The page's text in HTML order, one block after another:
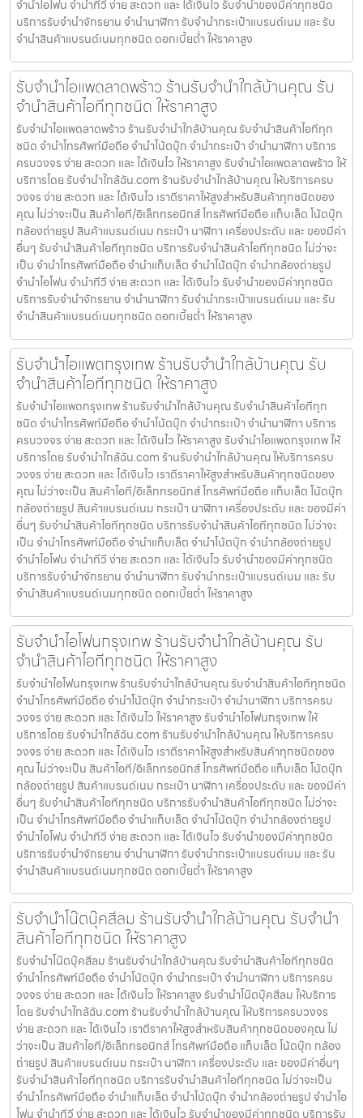
จำนำไอโฟน จำนำทีวี ง่าย สะดวก และ ได้เงินไว รับจำนำของมีค่าทุกชนิด
บริการรับจำนำจักรยาน จำนำนาฬิกา รับจำนำกระเป๋าแบรนด์เนม และ รับ
จำนำสินค้าแบรนด์เนมทุกชนิด ดอกเบี้ยต่ำ ให้ราคาสูง
รับจำนำไอแพดลาดพร้าว ร้านรับจำนำใกล้บ้านคุณ รับ
จำนำสินค้าไอทีทุกชนิด ให้ราคาสูง
รับจำนำไอแพดลาดพร้าว ร้านรับจำนำใกล้บ้านคุณ รับจำนำสินค้าไอทีทุก
ชนิด จำนำโทรศัพท์มือถือ จำนำโน้ตบุ๊ก จำนำกระเป๋า จำนำนาฬิกา บริการ
ครบวงจร ง่าย สะดวก และ ได้เงินไว ให้ราคาสูง รับจำนำไอแพดลาดพร้าว ให้
บริการโดย รับจํานําใกล้ฉัน.com ร้านรับจำนำใกล้บ้านคุณ ให้บริการครบ
วงจร ง่าย สะดวก และ ได้เงินไว เราตีราคาให้สูงสำหรับสินค้าทุกชนิดของ
คุณ ไม่ว่าจะเป็น สินค้าไอที/อิเล็กทรอนิกส์ โทรศัพท์มือถือ แท็บเล็ต โน้ตบุ๊ก
กล้องถ่ายรูป สินค้าแบรนด์เนม กระเป๋า นาฬิกา เครื่องประดับ และ ของมีค่า
อื่นๆ รับจำนำสินค้าไอทีทุกชนิด บริการรับจำนำสินค้าไอทีทุกชนิด ไม่ว่าจะ
เป็น จำนำโทรศัพท์มือถือ จำนำแท็บเล็ต จำนำโน้ตบุ๊ก จำนำกล้องถ่ายรูป
จำนำไอโฟน จำนำทีวี ง่าย สะดวก และ ได้เงินไว รับจำนำของมีค่าทุกชนิด
บริการรับจำนำจักรยาน จำนำนาฬิกา รับจำนำกระเป๋าแบรนด์เนม และ รับ
จำนำสินค้าแบรนด์เนมทุกชนิด ดอกเบี้ยต่ำ ให้ราคาสูง
รับจำนำไอแพดกรุงเทพ ร้านรับจำนำใกล้บ้านคุณ รับ
จำนำสินค้าไอทีทุกชนิด ให้ราคาสูง
รับจำนำไอแพดกรุงเทพ ร้านรับจำนำใกล้บ้านคุณ รับจำนำสินค้าไอทีทุก
ชนิด จำนำโทรศัพท์มือถือ จำนำโน้ตบุ๊ก จำนำกระเป๋า จำนำนาฬิกา บริการ
ครบวงจร ง่าย สะดวก และ ได้เงินไว ให้ราคาสูง รับจำนำไอแพดกรุงเทพ ให้
บริการโดย รับจํานําใกล้ฉัน.com ร้านรับจำนำใกล้บ้านคุณ ให้บริการครบ
วงจร ง่าย สะดวก และ ได้เงินไว เราตีราคาให้สูงสำหรับสินค้าทุกชนิดของ
คุณ ไม่ว่าจะเป็น สินค้าไอที/อิเล็กทรอนิกส์ โทรศัพท์มือถือ แท็บเล็ต โน้ตบุ๊ก
กล้องถ่ายรูป สินค้าแบรนด์เนม กระเป๋า นาฬิกา เครื่องประดับ และ ของมีค่า
อื่นๆ รับจำนำสินค้าไอทีทุกชนิด บริการรับจำนำสินค้าไอทีทุกชนิด ไม่ว่าจะ
เป็น จำนำโทรศัพท์มือถือ จำนำแท็บเล็ต จำนำโน้ตบุ๊ก จำนำกล้องถ่ายรูป
จำนำไอโฟน จำนำทีวี ง่าย สะดวก และ ได้เงินไว รับจำนำของมีค่าทุกชนิด
บริการรับจำนำจักรยาน จำนำนาฬิกา รับจำนำกระเป๋าแบรนด์เนม และ รับ
จำนำสินค้าแบรนด์เนมทุกชนิด ดอกเบี้ยต่ำ ให้ราคาสูง
รับจำนำไอโฟนกรุงเทพ ร้านรับจำนำใกล้บ้านคุณ รับ
จำนำสินค้าไอทีทุกชนิด ให้ราคาสูง
รับจำนำไอโฟนกรุงเทพ ร้านรับจำนำใกล้บ้านคุณ รับจำนำสินค้าไอทีทุกชนิด
จำนำโทรศัพท์มือถือ จำนำโน้ตบุ๊ก จำนำกระเป๋า จำนำนาฬิกา บริการครบ
วงจร ง่าย สะดวก และ ได้เงินไว ให้ราคาสูง รับจำนำไอโฟนกรุงเทพ ให้
บริการโดย รับจํานําใกล้ฉัน.com ร้านรับจำนำใกล้บ้านคุณ ให้บริการครบ
วงจร ง่าย สะดวก และ ได้เงินไว เราตีราคาให้สูงสำหรับสินค้าทุกชนิดของ
คุณ ไม่ว่าจะเป็น สินค้าไอที/อิเล็กทรอนิกส์ โทรศัพท์มือถือ แท็บเล็ต โน้ตบุ๊ก
กล้องถ่ายรูป สินค้าแบรนด์เนม กระเป๋า นาฬิกา เครื่องประดับ และ ของมีค่า
อื่นๆ รับจำนำสินค้าไอทีทุกชนิด บริการรับจำนำสินค้าไอทีทุกชนิด ไม่ว่าจะ
เป็น จำนำโทรศัพท์มือถือ จำนำแท็บเล็ต จำนำโน้ตบุ๊ก จำนำกล้องถ่ายรูป
จำนำไอโฟน จำนำทีวี ง่าย สะดวก และ ได้เงินไว รับจำนำของมีค่าทุกชนิด
บริการรับจำนำจักรยาน จำนำนาฬิกา รับจำนำกระเป๋าแบรนด์เนม และ รับ
จำนำสินค้าแบรนด์เนมทุกชนิด ดอกเบี้ยต่ำ ให้ราคาสูง
รับจำนำโน๊ตบุ๊คสีลม ร้านรับจำนำใกล้บ้านคุณ รับจำนำ
สินค้าไอทีทุกชนิด ให้ราคาสูง
รับจำนำโน๊ตบุ๊คสีลม ร้านรับจำนำใกล้บ้านคุณ รับจำนำสินค้าไอทีทุกชนิด
จำนำโทรศัพท์มือถือ จำนำโน้ตบุ๊ก จำนำกระเป๋า จำนำนาฬิกา บริการครบ
วงจร ง่าย สะดวก และ ได้เงินไว ให้ราคาสูง รับจำนำโน๊ตบุ๊คสีลม ให้บริการ
โดย รับจํานําใกล้ฉัน.com ร้านรับจำนำใกล้บ้านคุณ ให้บริการครบวงจร
ง่าย สะดวก และ ได้เงินไว เราตีราคาให้สูงสำหรับสินค้าทุกชนิดของคุณ ไม่
ว่าจะเป็น สินค้าไอที/อิเล็กทรอนิกส์ โทรศัพท์มือถือ แท็บเล็ต โน้ตบุ๊ก กล้อง
ถ่ายรูป สินค้าแบรนด์เนม กระเป๋า นาฬิกา เครื่องประดับ และ ของมีค่าอื่นๆ
รับจำนำสินค้าไอทีทุกชนิด บริการรับจำนำสินค้าไอทีทุกชนิด ไม่ว่าจะเป็น
จำนำโทรศัพท์มือถือ จำนำแท็บเล็ต จำนำโน้ตบุ๊ก จำนำกล้องถ่ายรูป จำนำไอ
โฟน จำนำทีวี ง่าย สะดวก และ ได้เงินไว รับจำนำของมีค่าทุกชนิด บริการรับ